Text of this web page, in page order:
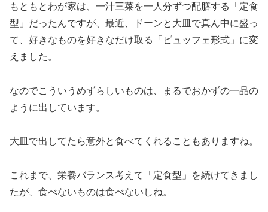
もともとわが家は、一汁三菜を一人分ずつ配膳する「定食
型」だったんですが、最近、ドーンと大皿で真ん中に盛っ
て、好きなものを好きなだけ取る「ビュッフェ形式」に変
えました。
なのでこういうめずらしいものは、まるでおかずの一品の
ように出しています。
大皿で出してたら意外と食べてくれることもありますね。
これまで、栄養バランス考えて「定食型」を続けてきまし
たが、食べないものは食べないしね。